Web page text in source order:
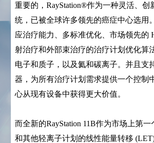
重要的，RayStation®作为一种灵活、创
统，已被全球许多领先的癌症中心选用
应治疗能力、多标准优化、市场领先的
射治疗和外部束治疗的治疗计划优化算
电子和质子，以及氦和碳离子。并且支
器，为所有治疗计划需求提供一个控制
心从现有设备中获得更大价值。
而全新的RayStation 11B作为市场上第
和其他轻离子计划的线性能量转移